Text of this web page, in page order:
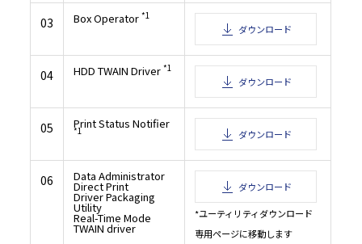
連会社またはコニカミノルタのライセンサーがかかる損害を予測できた場合、また事
性について知らされていた場合であっても同様とします。
５．契約の終了
お客様はいつでも、本ソフトウェアとその複製物の全てを廃棄することにより本使用
せることができます。また、お客様が本契約の条件に反したときには、本契約はただ
す。お客様は、本契約の終了とともに、ただちに本ソフトウェアとその複製物の全て
かねばなりません。
本契約は、日本国法に準拠するものとします。
７．分離可能性
本契約の一部が裁判所等によって無効であると決定された場合でも、本契約のその他
判断に何ら影響を受けることなく完全に有効に存続するものとします。
８．NOTICE TO US GOVERNMENT END USERS
The Software is a "commercial item," as that term is defined at 48 C.F.R. 2.101
1995), consisting of "commercial computer software" and "commercial
software documentation," as such terms are used in 48 C.F.R. 12.212
Consistent with 48 C.F.R. 12.212 and 48 C.F.R. 227.7202-1 through 227.7202-4
U.S. Government End Users shall acquire the Software with only those
herein.
03 Box Operator*1
ダウンロード
04 HDD TWAIN Driver*1
ダウンロード
05 Print Status Notifier
*1 ダウンロード
06 Data Administrator
Direct Print
Driver Packaging
Utility
Real-Time Mode
TWAIN driver
ダウンロード
*ユーティリティダウンロード
専用ページに移動します